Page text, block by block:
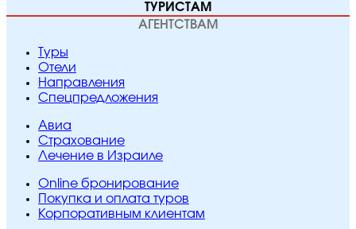
ТУРИСТАМ
АГЕНТСТВАМ
Туры
Отели
Направления
Спецпредложения
Авиа
Страхование
Лечение в Израиле
Online бронирование
Покупка и оплата туров
Корпоративным клиентам